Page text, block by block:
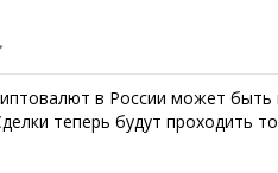
в России может быть
теперь будут проходить